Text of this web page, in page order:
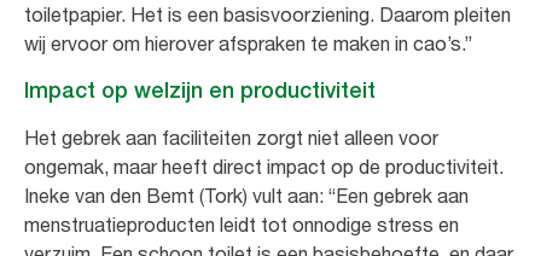
toiletpapier. Het is een basisvoorziening. Daarom pleiten
wij ervoor om hierover afspraken te maken in cao’s.”
Impact op welzijn en productiviteit
Het gebrek aan faciliteiten zorgt niet alleen voor
ongemak, maar heeft direct impact op de productiviteit.
Ineke van den Bemt (Tork) vult aan: “Een gebrek aan
menstruatieproducten leidt tot onnodige stress en